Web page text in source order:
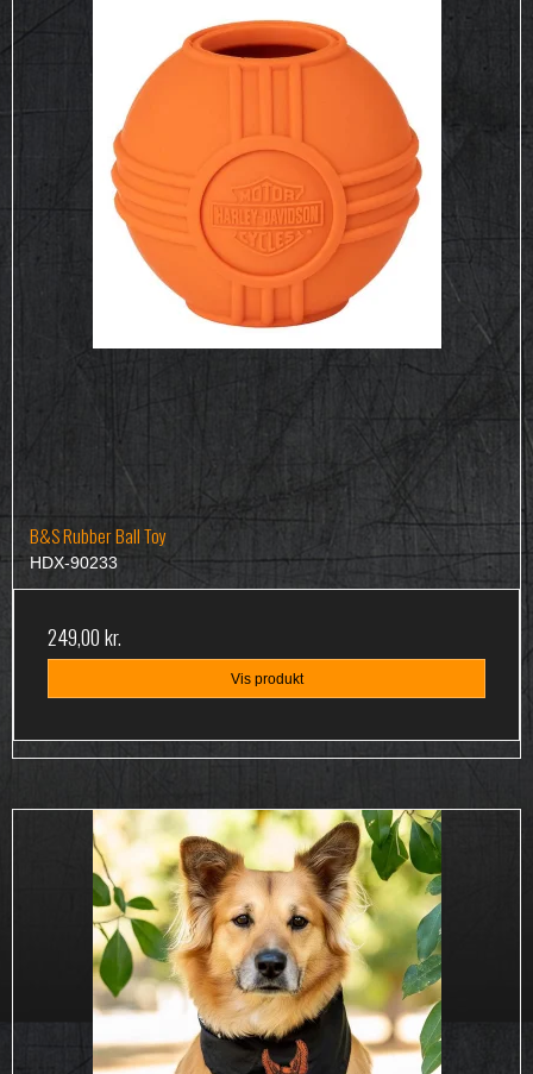
B&S Rubber Ball Toy
HDX-90233
249,00 kr.
Vis produkt